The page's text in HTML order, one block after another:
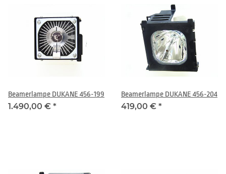
Beamerlampe DUKANE 456-199
1.490,00 € *
Beamerlampe DUKANE 456-204
419,00 € *